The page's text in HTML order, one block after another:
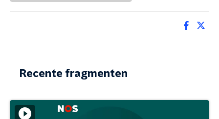
Recente fragmenten